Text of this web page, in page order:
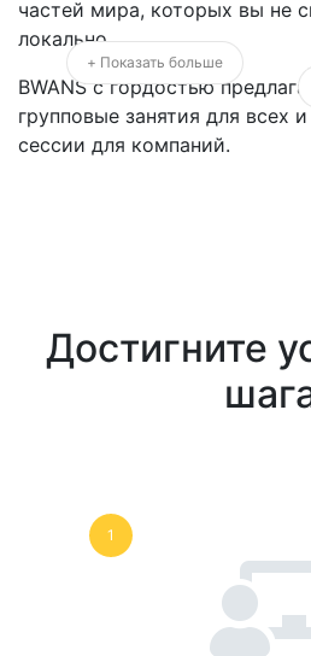
частей мира, которых вы не
локально.
BWANS с гордостью
групповые занятия для всех
сессии для компаний.
+ Показать больше
Достигните
1